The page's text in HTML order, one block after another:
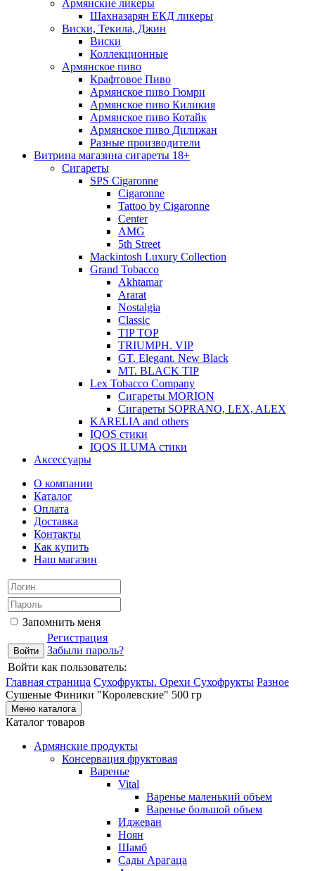
Армянские ликеры
Шахназарян ЕКД ликеры
Виски, Текила, Джин
Виски
Коллекционные
Армянское пиво
Крафтовое Пиво
Армянское пиво Гюмри
Армянское пиво Киликия
Армянское пиво Котайк
Армянское пиво Дилижан
Разные производители
Витрина магазина сигареты 18+
Cигареты
SPS Cigaronne
Сigaronne
Tattoo by Cigaronne
Center
AMG
5th Street
Mackintosh Luxury Collection
Grand Tobacco
Akhtamar
Ararat
Nostalgia
Classic
TIP TOP
TRIUMPH. VIP
GT. Elegant. New Black
MT. BLACK TIP
Lex Tobacco Company
Сигареты MORION
Сигареты SOPRANO, LEX, ALEX
KARELIA and others
IQOS стики
IQOS ILUMA стики
Аксессуары
О компании
Каталог
Оплата
Доставка
Контакты
Как купить
Наш магазин
Запомнить меня
Регистрация
Забыли пароль?
Войти как пользователь:
Главная страница Сухофрукты. Орехи Сухофрукты Разное
Сушеные Финики "Королевские" 500 гр
Меню каталога
Каталог товаров
Армянские продукты
Консервация фруктовая
Варенье
Vital
Варенье маленький объем
Варенье большой объем
Иджеван
Ноян
Шамб
Сады Арагаца